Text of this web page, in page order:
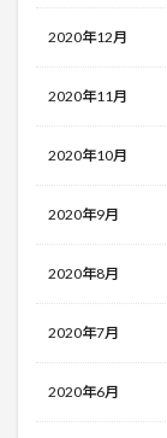
2020年12月
2020年11月
2020年10月
2020年9月
2020年8月
2020年7月
2020年6月